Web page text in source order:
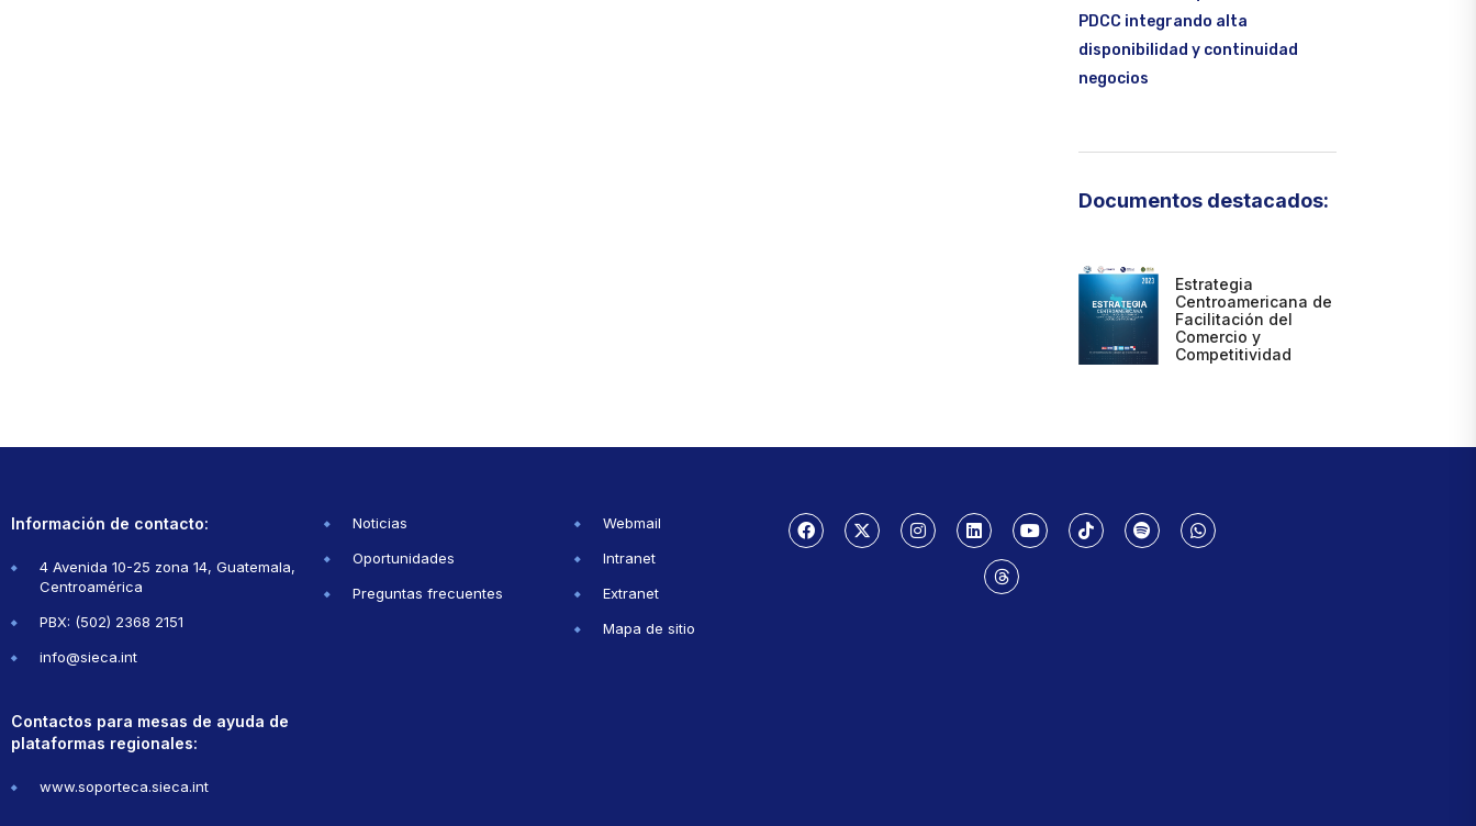
PDCC integrando alta
disponibilidad y continuidad
negocios
Documentos destacados:
Estrategia
Centroamericana de
Facilitación del
Comercio y
Competitividad
Información de contacto:
4 Avenida 10-25 zona 14, Guatemala,
Centroamérica
PBX: (502) 2368 2151
info@sieca.int
Contactos para mesas de ayuda de
plataformas regionales:
www.soporteca.sieca.int
Noticias
Oportunidades
Preguntas frecuentes
Webmail
Intranet
Extranet
Mapa de sitio